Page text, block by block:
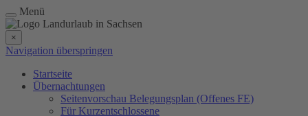
Menü
×
Navigation überspringen
Startseite
Übernachtungen
Seitenvorschau Belegungsplan (Offenes FE)
Für Kurzentschlossene